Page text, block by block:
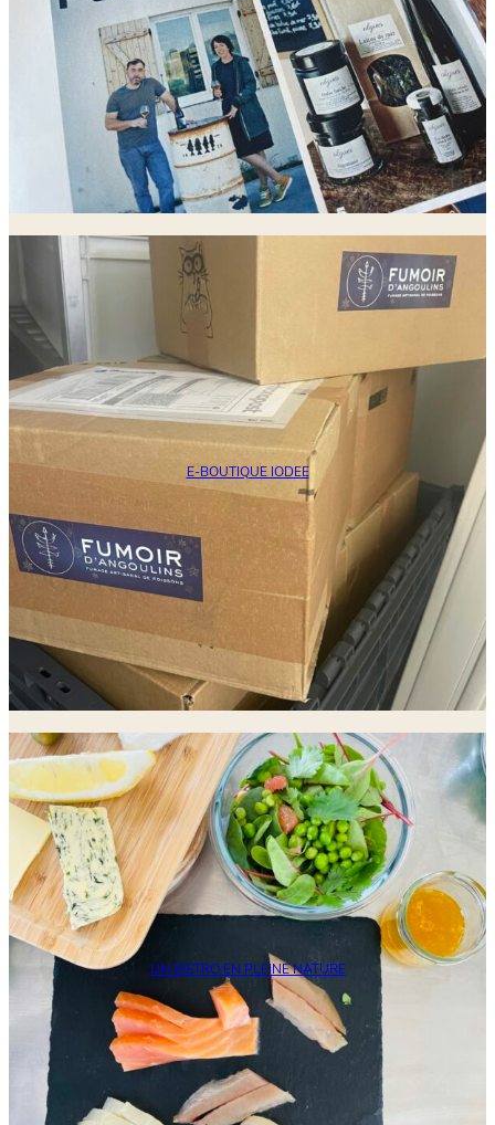
E-BOUTIQUE IODEE
UN BISTRO EN PLEINE NATURE